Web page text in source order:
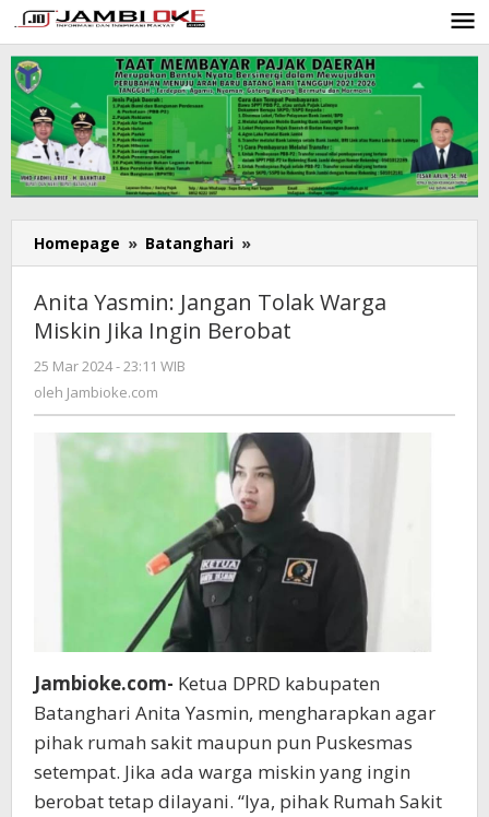
Lewati
ke
konten
Homepage » Batanghari »
Yasmin:
Jangan
Tolak
Warga
Anita Yasmin: Jangan Tolak Warga
Miskin Jika Ingin Berobat
25 Mar 2024 - 23:11 WIB
oleh Jambioke.com
Jambioke.com- Ketua DPRD kabupaten
Batanghari Anita Yasmin, mengharapkan agar
pihak rumah sakit maupun pun Puskesmas
setempat. Jika ada warga miskin yang ingin
berobat tetap dilayani. “Iya, pihak Rumah Sakit